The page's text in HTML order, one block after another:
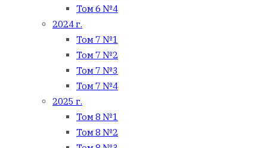
Том 6 №4
2024 г.
Том 7 №1
Том 7 №2
Том 7 №3
Том 7 №4
2025 г.
Том 8 №1
Том 8 №2